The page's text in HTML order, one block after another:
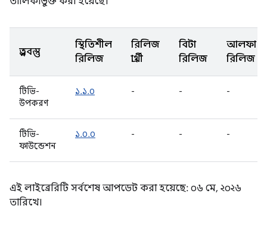
প্রত্নবস্তু
স্থিতিশীল
রিলিজ
রিলিজ
প্রার্থী
বিটা
রিলিজ
আলফা
রিলিজ
টিভি-
উপকরণ
১.১.০ - - -
টিভি-
ফাউন্ডেশন
১.০.০ - - -
এই লাইব্রেরিটি সর্বশেষ আপডেট করা হয়েছে: ০৬ মে, ২০২৬
তারিখে।